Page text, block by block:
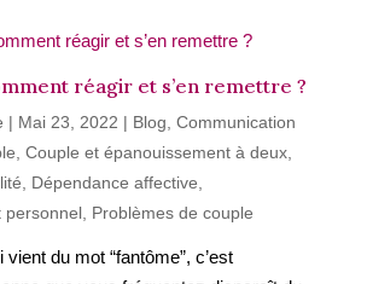
réagir et s’en remettre ?
| Mai 23, 2022 | Blog Communication
Couple et épanouissement à deux,
Dépendance affective
personnel, Problèmes de couple
du mot “fantôme”, c’est